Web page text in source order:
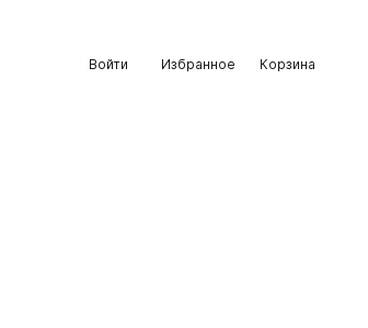
Войти Избранное Корзина